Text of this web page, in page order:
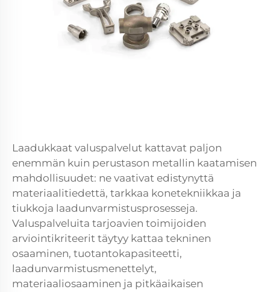
Laadukkaat valuspalvelut kattavat paljon
enemmän kuin perustason metallin kaatamisen
mahdollisuudet: ne vaativat edistynyttä
materiaalitiedettä, tarkkaa konetekniikkaa ja
tiukkoja laadunvarmistusprosesseja.
Valuspalveluita tarjoavien toimijoiden
arviointikriteerit täytyy kattaa tekninen
osaaminen, tuotantokapasiteetti,
laadunvarmistusmenettelyt,
materiaaliosaaminen ja pitkäaikaisen